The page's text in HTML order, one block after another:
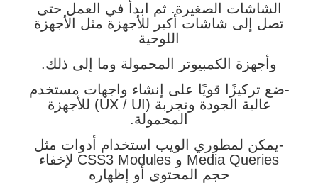
الشاشات الصغيرة. ثم ابدأ في العمل حتى
تصل إلى شاشات أكبر للأجهزة مثل الأجهزة
اللوحية
وأجهزة الكمبيوتر المحمولة وما إلى ذلك.
-ضع تركيزًا قويًا على إنشاء واجهات مستخدم
عالية الجودة وتجربة (UX / UI) للأجهزة
المحمولة.
-يمكن لمطوري الويب استخدام أدوات مثل
Media Queries و CSS3 Modules لإخفاء
حجم المحتوى أو إظهاره